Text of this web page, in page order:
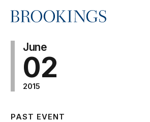
Home
June
02
2015
PAST EVENT